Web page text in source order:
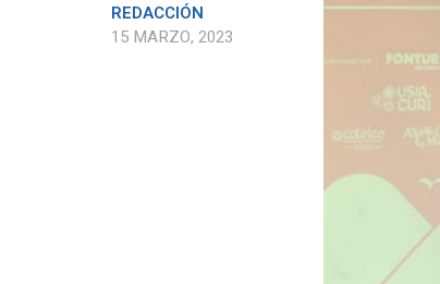
REDACCIÓN
15 MARZO, 2023